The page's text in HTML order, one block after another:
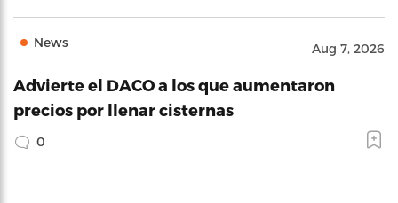
News Aug 7, 2026
Advierte el DACO a los que aumentaron
precios por llenar cisternas
0